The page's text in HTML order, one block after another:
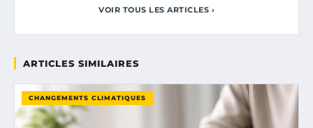
VOIR TOUS LES ARTICLES ›
ARTICLES SIMILAIRES
CHANGEMENTS CLIMATIQUES